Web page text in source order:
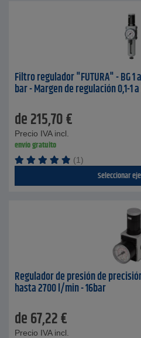
Filtro regulador "FUTURA" - BG 1
bar - Margen de regulación 0,1-1
de215,70€
Precio IVA incl.
envío gratuito
(1)
Seleccionar
Regulador de presión de
hasta 2700 l/min - 16bar
de67,22€
Precio IVA incl.